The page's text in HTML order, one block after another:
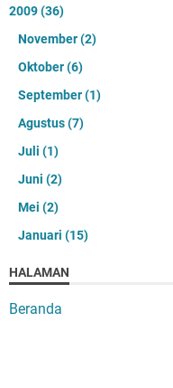
2009(36)
November(2)
Oktober(6)
September(1)
Agustus(7)
Juli (1)
Juni (2)
Mei (2)
Januari (15)
HALAMAN
Beranda